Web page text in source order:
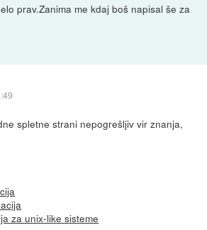
prav.Zanima me kdaj boš napisal še za
spletne strani nepogrešljiv vir znanja,
za unix-like sisteme